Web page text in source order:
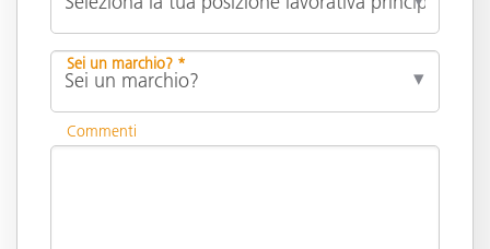
Sei un marchio? *
Commenti